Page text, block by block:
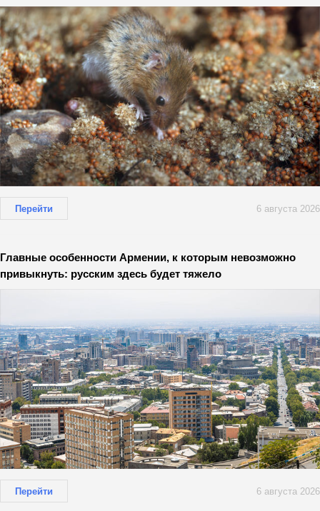
Перейти 6 августа 2026
Главные особенности Армении, к которым невозможно
привыкнуть: русским здесь будет тяжело
Перейти 6 августа 2026